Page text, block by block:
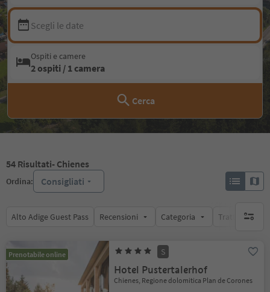
Scegli le date
Ospiti e camere
2 ospiti / 1 camera
Cerca
54 Risultati- Chienes
Ordina: Consigliati
Alto Adige Guest Pass Recensioni Categoria Trattamento
Prenotabile online S
Hotel Pustertalerhof
Chienes, Regione dolomitica Plan de Corones